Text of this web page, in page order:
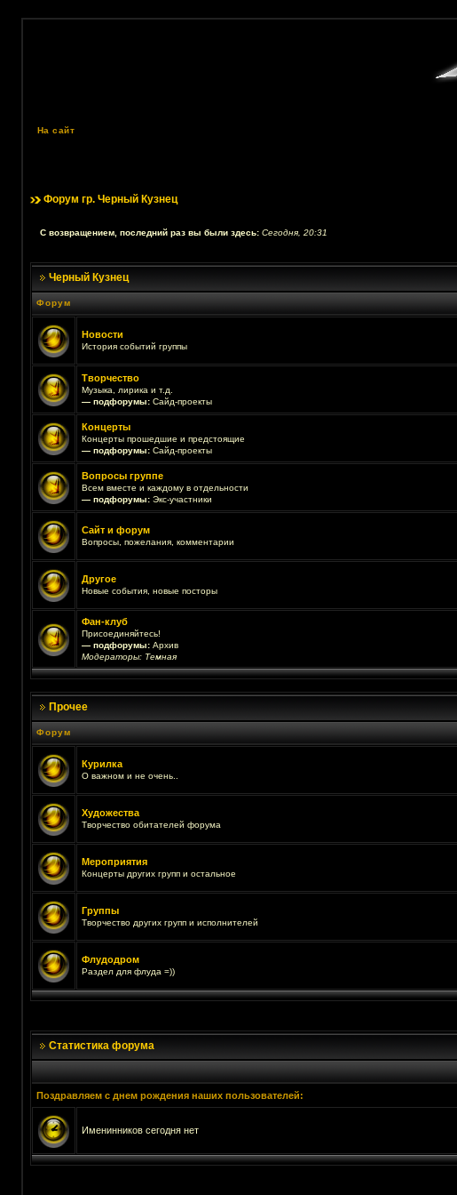
На сайт
Форум гр. Черный Кузнец
С возвращением, последний раз вы были здесь: Сегодня, 20:31
Черный Кузнец
Форум
Новости
История событий группы
Творчество
Музыка, лирика и т.д.
— подфорумы: Сайд-проекты
Концерты
Концерты прошедшие и предстоящие
— подфорумы: Сайд-проекты
Вопросы группе
Всем вместе и каждому в отдельности
— подфорумы: Экс-участники
Сайт и форум
Вопросы, пожелания, комментарии
Другое
Новые события, новые посторы
Фан-клуб
Присоединяйтесь!
— подфорумы: Архив
Модераторы: Темная
Прочее
Форум
Курилка
О важном и не очень..
Художества
Творчество обитателей форума
Мероприятия
Концерты других групп и остальное
Группы
Творчество других групп и исполнителей
Флудодром
Раздел для флуда =))
Статистика форума
Поздравляем с днем рождения наших пользователей:
Именинников сегодня нет